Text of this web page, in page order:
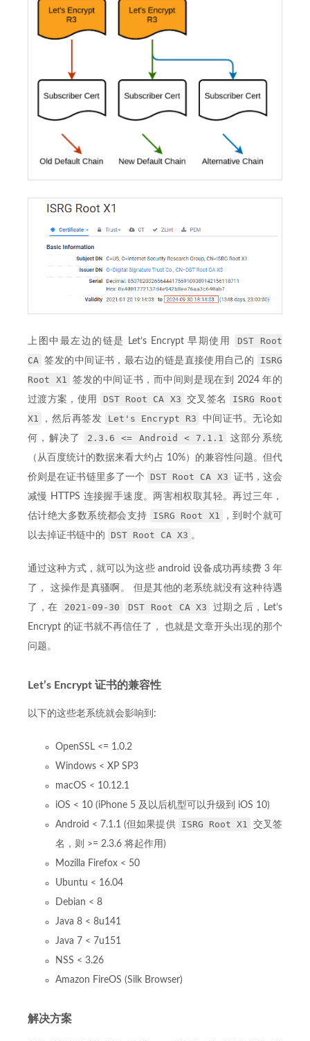
上图中最左边的链是 Let’s Encrypt 早期使用
DST Root
CA
签发的中间证书，最右边的链是直接使用自己的
ISRG
Root X1
签发的中间证书，而中间则是现在到 2024 年的
过渡方案，使用
DST Root CA X3 交叉签名
ISRG Root
X1
，然后再签发 Let's Encrypt R3
中间证书。无论如
何，解决了
2.3.6 <= Android < 7.1.1
这部分系统
（从百度统计的数据来看大约占 10%）的兼容性问题。但代
价则是在证书链里多了一个
DST Root CA X3
证书，这会
减慢 HTTPS 连接握手速度。两害相权取其轻。再过三年，
估计绝大多数系统都会支持
ISRG Root X1
，到时个就可
以去掉证书链中的
DST Root CA X3 。
通过这种方式，就可以为这些 android 设备成功再续费 3 年
了， 这操作是真骚啊。 但是其他的老系统就没有这种待遇
了，在
2021-09-30 DST Root CA X3
过期之后，Let’s
Encrypt 的证书就不再信任了， 也就是文章开头出现的那个
问题。
Let’s Encrypt 证书的兼容性
以下的这些老系统就会影响到:
OpenSSL <= 1.0.2
Windows < XP SP3
macOS < 10.12.1
iOS < 10 (iPhone 5 及以后机型可以升级到 iOS 10)
Android < 7.1.1 (但如果提供
ISRG Root X1
交叉签
名，则 >= 2.3.6 将起作用)
Mozilla Firefox < 50
Ubuntu < 16.04
Debian < 8
Java 8 < 8u141
Java 7 < 7u151
NSS < 3.26
Amazon FireOS (Silk Browser)
解决方案